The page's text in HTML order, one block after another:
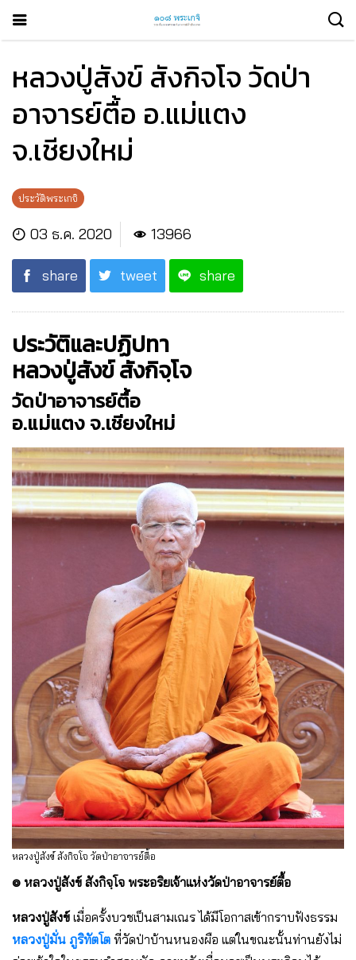
หลวงปู่สังข์ สังกิจโจ วัดป่า
อาจารย์ตื้อ อ.แม่แตง
จ.เชียงใหม่
ประวัติพระเกจิ
03 ธ.ค. 2020 13966
share tweet share
ประวัติและปฏิปทา
หลวงปู่สังข์ สังกิจฺโจ
วัดป่าอาจารย์ตื้อ
อ.แม่แตง จ.เชียงใหม่
หลวงปู่สังข์ สังกิจโจ วัดป่าอาจารย์ตื้อ
๏ หลวงปู่สังข์ สังกิจฺโจ พระอริยเจ้าแห่งวัดป่าอาจารย์ตื้อ
หลวงปู่สังข์ เมื่อครั้งบวชเป็นสามเณร ได้มีโอกาสเข้ากราบฟังธรรม
หลวงปู่มั่น ภูริทัตโต ที่วัดป่าบ้านหนองผือ แต่ในขณะนั้นท่านยังไม่